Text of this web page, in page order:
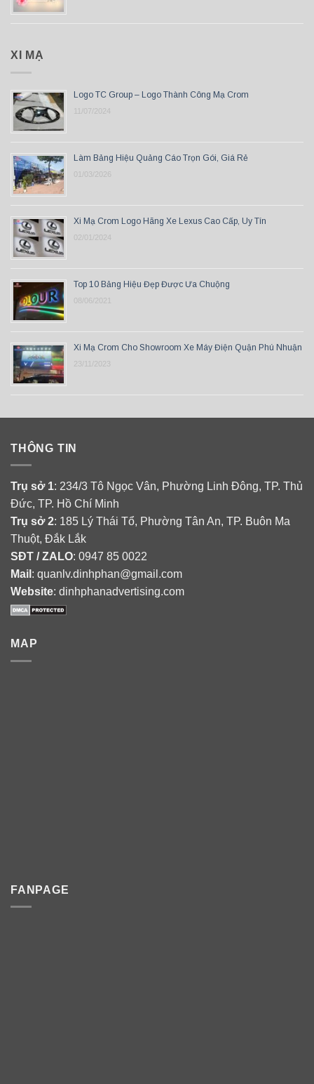
XI MẠ
Logo TC Group – Logo Thành Công Mạ Crom
11/07/2024
Làm Bảng Hiệu Quảng Cáo Trọn Gói, Giá Rẻ
01/03/2026
Xi Mạ Crom Logo Hãng Xe Lexus Cao Cấp, Uy Tín
02/01/2024
Top 10 Bảng Hiệu Đẹp Được Ưa Chuộng
08/06/2021
Xi Mạ Crom Cho Showroom Xe Máy Điện Quận Phú Nhuận
23/11/2023
THÔNG TIN
Trụ sở 1: 234/3 Tô Ngọc Vân, Phường Linh Đông, TP. Thủ
Đức, TP. Hồ Chí Minh
Trụ sở 2: 185 Lý Thái Tổ, Phường Tân An, TP. Buôn Ma
Thuột, Đắk Lắk
SĐT / ZALO: 0947 85 0022
Mail : quanlv.dinhphan@gmail.com
Website: dinhphanadvertising.com
MAP
FANPAGE